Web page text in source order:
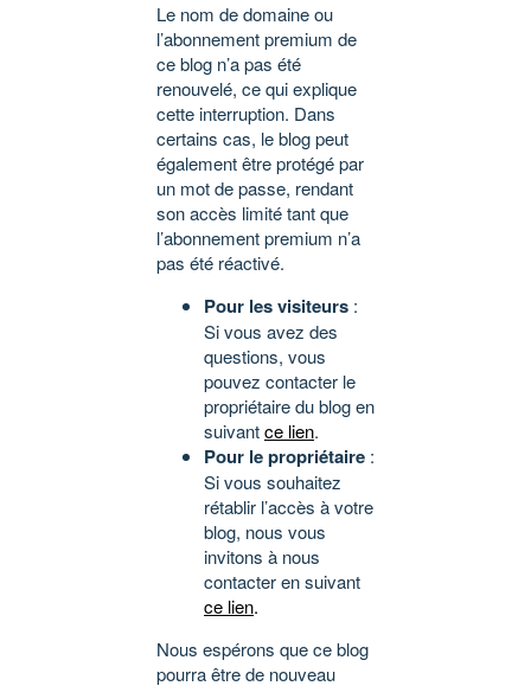
Le nom de domaine ou
l’abonnement premium de
ce blog n’a pas été
renouvelé, ce qui explique
cette interruption. Dans
certains cas, le blog peut
également être protégé par
un mot de passe, rendant
son accès limité tant que
l’abonnement premium n’a
pas été réactivé.
Pour les visiteurs :
Si vous avez des
questions, vous
pouvez contacter le
propriétaire du blog en
suivantce lien.
Pour le propriétaire :
Si vous souhaitez
rétablir l’accès à votre
blog, nous vous
invitons à nous
contacter en suivant
ce lien.
Nous espérons que ce blog
pourra être de nouveau